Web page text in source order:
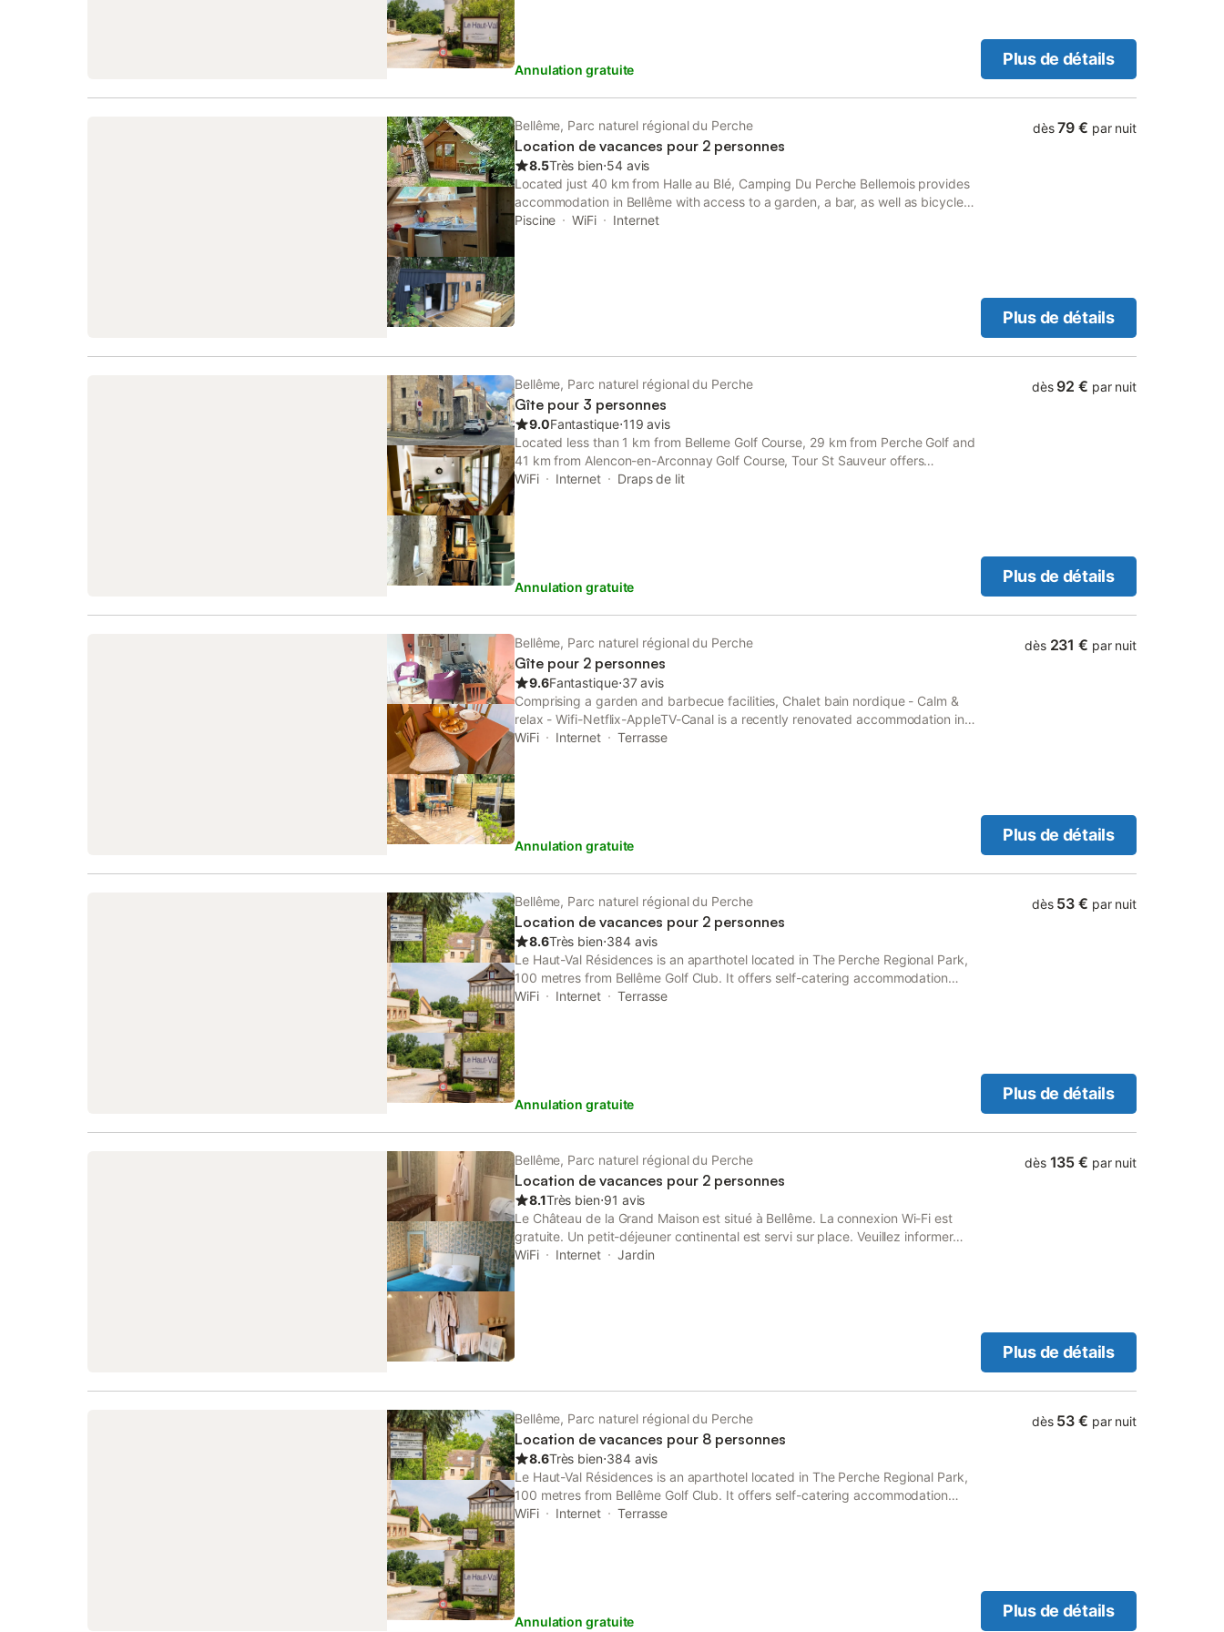
Annulation gratuite
Plus de détails
Bellême, Parc naturel régional du Perche
Location de vacances pour 2 personnes
8.5Très bien⋅54 avis
Located just 40 km from Halle au Blé, Camping Du Perche Bellemois provides
accommodation in Bellême with access to a garden, a bar, as well as bicycle
parking. This property offers access to a balcony, table tennis, free private
Piscine WiFi Internet
dès 79 € par nuit
Plus de détails
Bellême, Parc naturel régional du Perche
Gîte pour 3 personnes
9.0Fantastique⋅119 avis
Located less than 1 km from Belleme Golf Course, 29 km from Perche Golf and
41 km from Alencon-en-Arconnay Golf Course, Tour St Sauveur offers
accommodation set in Bellême.
WiFi Internet Draps de lit
Annulation gratuite
dès 92 € par nuit
Plus de détails
Bellême, Parc naturel régional du Perche
Gîte pour 2 personnes
9.6Fantastique⋅37 avis
Comprising a garden and barbecue facilities, Chalet bain nordique - Calm &
relax - Wifi-Netflix-AppleTV-Canal is a recently renovated accommodation in
Bellême situated close to Belleme Golf Course. This apartment also features a
WiFi Internet Terrasse
Annulation gratuite
dès 231 € par nuit
Plus de détails
Bellême, Parc naturel régional du Perche
Location de vacances pour 2 personnes
8.6Très bien⋅384 avis
Le Haut-Val Résidences is an aparthotel located in The Perche Regional Park,
100 metres from Bellême Golf Club. It offers self-catering accommodation
ranging from studios to villas.
WiFi Internet Terrasse
Annulation gratuite
dès 53 € par nuit
Plus de détails
Bellême, Parc naturel régional du Perche
Location de vacances pour 2 personnes
8.1Très bien⋅91 avis
Le Château de la Grand Maison est situé à Bellême. La connexion Wi-Fi est
gratuite. Un petit-déjeuner continental est servi sur place. Veuillez informer
l'établissement Chateau de la Grand Maison à l'avance de l'heure à laquelle
WiFi Internet Jardin
dès 135 € par nuit
Plus de détails
Bellême, Parc naturel régional du Perche
Location de vacances pour 8 personnes
8.6Très bien⋅384 avis
Le Haut-Val Résidences is an aparthotel located in The Perche Regional Park,
100 metres from Bellême Golf Club. It offers self-catering accommodation
ranging from studios to villas.
WiFi Internet Terrasse
Annulation gratuite
dès 53 € par nuit
Plus de détails